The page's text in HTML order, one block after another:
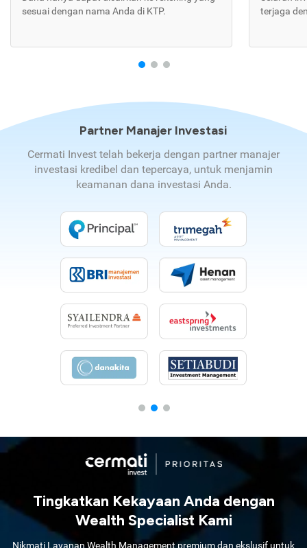
sesuai dengan nama Anda di KTP.
terjaga
Partner Manajer Investasi
Cermati Invest telah bekerja dengan partner manajer
investasi kredibel dan tepercaya, untuk menjamin
keamanan dana investasi Anda.
Tingkatkan Kekayaan Anda dengan
Wealth Specialist Kami
Nikmati Layanan Wealth Management premium dan ekslusif untuk